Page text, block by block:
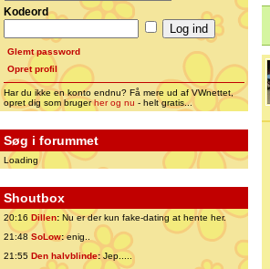
Kodeord
Glemt password
Opret profil
Har du ikke en konto endnu? Få mere ud af VWnettet,
opret dig som brugerher og nu - helt gratis...
Søg i forummet
Loading
Shoutbox
20:16 Dillen: Nu er der kun fake-dating at hente her.
21:48 SoLow:enig..
21:55 Den halvblinde:Jep.....